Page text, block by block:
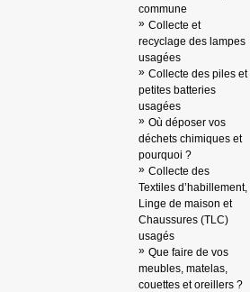
commune
Collecte et
recyclage des lampes
usagées
Collecte des piles et
petites batteries
usagées
Où déposer vos
déchets chimiques et
pourquoi ?
Collecte des
Textiles d’habillement,
Linge de maison et
Chaussures (TLC)
usagés
Que faire de vos
meubles, matelas,
couettes et oreillers ?